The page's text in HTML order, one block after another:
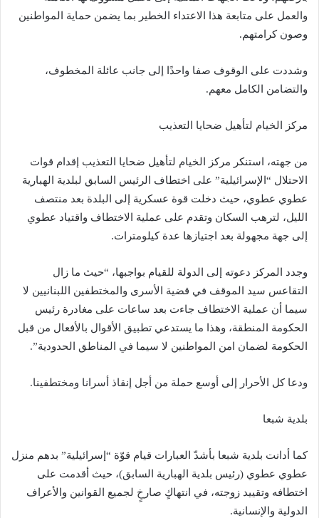
والعمل على متابعة هذا الاعتداء الخطير بما يضمن حماية المواطنين
وصون كرامتهم.
وشددت على الوقوف صفا واحدًا إلى جانب عائلة المخطوف،
والتضامن الكامل معهم.
مركز الخيام لتأهيل ضحايا التعذيب
من جهته، استنكر مركز الخيام لتأهيل ضحايا التعذيب إقدام قوات
الاحتلال “الإسرائيلية” على اختطاف الرئيس السابق لبلدية الهبارية
عطوي عطوي، حيث دخلت قوة عسكرية إلى البلدة بعد منتصف
الليل، لترهب السكان وتقدم على عملية الاختطاف واقتياد عطوي
إلى جهة مجهولة بعد اجتيازها عدة كيلومترات.
وجدد المركز دعوته إلى الدولة للقيام بواجبها، “حيث ما زال
التقاعس سيد الموقف في قضية الأسرى والمختطفين اللبنانيين لا
سيما أن عملية الاختطاف جاءت بعد ساعات على مغادرة رئيس
الحكومة المنطقة، وهذا ما يستدعي تطبيق الأقوال بالأفعال من قبل
الحكومة لضمان امن المواطنين لا سيما في المناطق الحدودية”.
ودعا كل الأحرار إلى أوسع حملة من أجل إنقاذ أسرانا ومختطفينا.
بلدية شبعا
كما أدانت بلدية شبعا بأشدّ العبارات قيام قوّة “إسرائيلية” بدهم منزل
عطوي عطوي (رئيس بلدية الهبارية السابق)، حيث أقدمت على
اختطافه وتقييد زوجته، في انتهاكٍ صارخٍ لجميع القوانين والأعراف
الدولية والإنسانية.